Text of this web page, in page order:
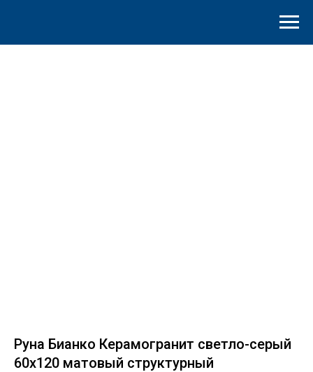
Руна Бианко Керамогранит светло-серый
60х120 матовый структурный